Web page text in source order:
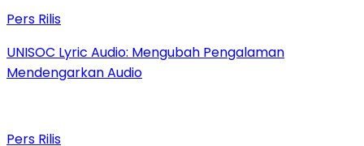
Pers Rilis
UNISOC Lyric Audio: Mengubah Pengalaman
Mendengarkan Audio
Pers Rilis